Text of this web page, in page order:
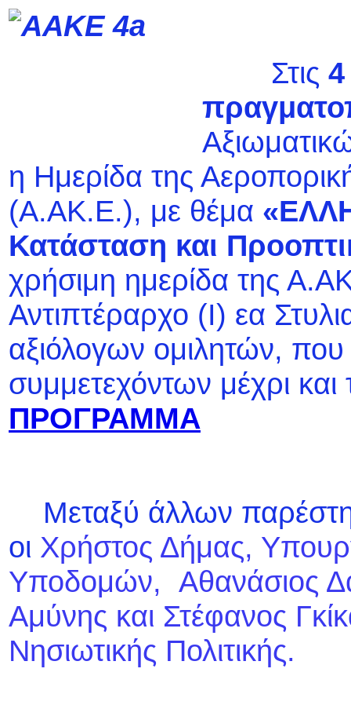
Στις 4
η Ημερίδα της
(Α.ΑΚ.Ε.), με θέμα
Κατάσταση και
χρήσιμη ημερίδα της
Αντιπτέραρχο (Ι) εα
αξιόλογων ομιλητών,
συμμετεχόντων μέχρι
ΠΡΟΓΡΑΜΜΑ
Μεταξύ άλλων
οι Χρήστος Δήμας,
Υποδομών, Αθανάσιος
Αμύνης και Στέφανος
Νησιωτικής Πολιτικής.